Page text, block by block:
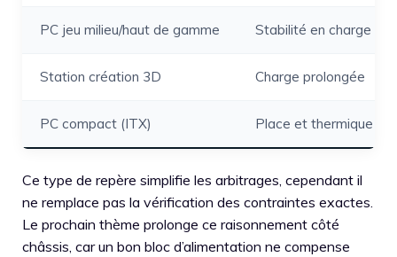
PC jeu milieu/haut de gamme Stabilité en charge
Station création 3D Charge prolongée
PC compact (ITX) Place et thermique
Ce type de repère simplifie les arbitrages, cependant il
ne remplace pas la vérification des contraintes exactes.
Le prochain thème prolonge ce raisonnement côté
châssis, car un bon bloc d’alimentation ne compense